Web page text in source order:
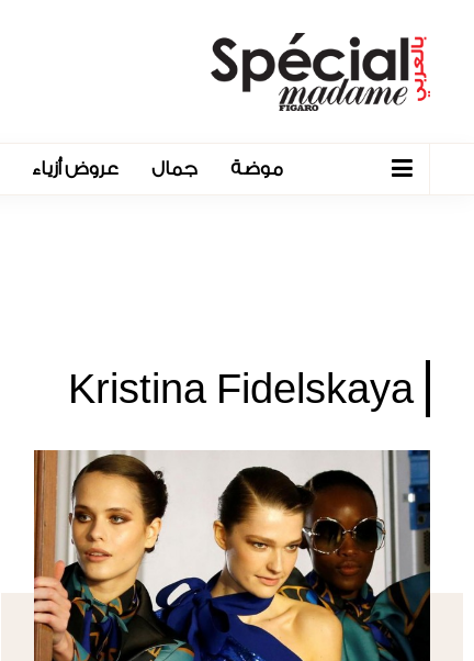
موضة جمال عروض أزياء
Kristina Fidelskaya